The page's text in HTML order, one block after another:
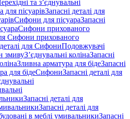
та з’єднувальні
для пісуарівЗапасні деталі для
Сифони для пісуараЗапасні
Сифони прихованого
Сифони прихованого
для СифониПодовжувачі
змивуЗ’єднувальні колінаЗапасні
Зливна арматура для бідеЗапасні
для бідеСифониЗапасні деталі для
Запасні деталі для
Запасні деталі для
в меблі умивальникиЗапасні